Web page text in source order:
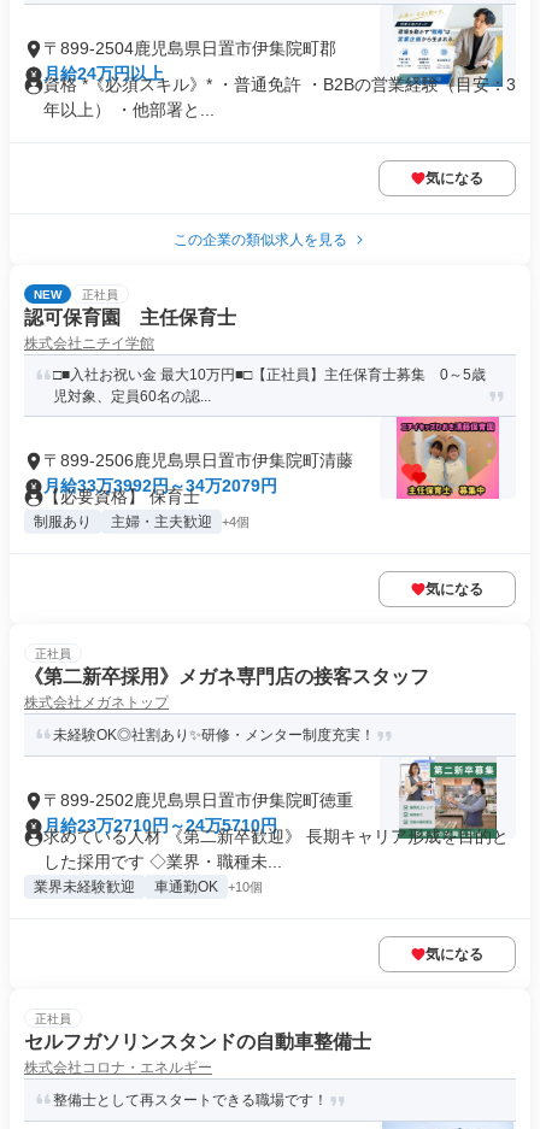
〒899-2504鹿児島県日置市伊集院町郡
月給24万円以上
資格 *《必須スキル》* ・普通免許 ・B2Bの営業経験（目安：3
年以上） ・他部署と...
気になる
この企業の類似求人を見る
NEW 正社員
認可保育園 主任保育士
株式会社ニチイ学館
□■入社お祝い金 最大10万円■□【正社員】主任保育士募集 0～5歳
児対象、定員60名の認...
〒899-2506鹿児島県日置市伊集院町清藤
月給33万3992円～34万2079円
【必要資格】 保育士
制服あり 主婦・主夫歓迎 +4個
気になる
正社員
《第二新卒採用》メガネ専門店の接客スタッフ
株式会社メガネトップ
未経験OK◎社割あり✨研修・メンター制度充実！
〒899-2502鹿児島県日置市伊集院町徳重
月給23万2710円～24万5710円
求めている人材 《第二新卒歓迎》 長期キャリア形成を目的と
した採用です ◇業界・職種未...
業界未経験歓迎 車通勤OK +10個
気になる
正社員
セルフガソリンスタンドの自動車整備士
株式会社コロナ・エネルギー
整備士として再スタートできる職場です！